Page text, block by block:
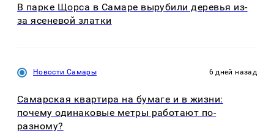
В парке Щорса в Самаре вырубили деревья из-
за ясеневой златки
Новости Самары 6 дней назад
Самарская квартира на бумаге и в жизни:
почему одинаковые метры работают по-
разному?